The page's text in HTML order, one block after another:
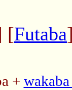
[Futaba
+